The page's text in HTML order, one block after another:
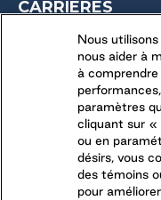
CARRIÈRES
OPPORTUNITÉS
DERNIÈRES
CONNECTEZ-
SUIVEZ-NOUS
Nous
nous aider à
à
paramètres
cliquant sur
ou en
désirs, vous
des témoins
pour